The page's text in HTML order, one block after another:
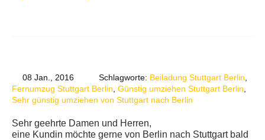
08 Jan., 2016 Schlagworte: Beiladung Stuttgart Berlin
Fernumzug Stuttgart Berlin Günstig umziehen Stuttgart Berlin
Sehr günstig umziehen von Stuttgart nach Berlin
Sehr geehrte Damen und Herren,
eine Kundin möchte gerne von Berlin nach Stuttgart bald